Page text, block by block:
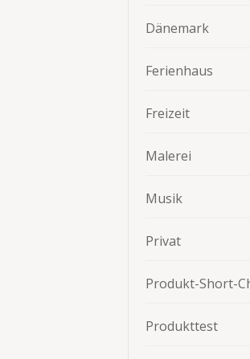
Dänemark
Ferienhaus
Freizeit
Malerei
Musik
Privat
Produkt-Short-
Produkttest